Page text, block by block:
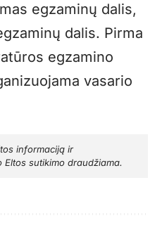
egzaminų dalis,
dalis. Pirma
egzamino
vasario
informaciją ir
sutikimo draudžiama.